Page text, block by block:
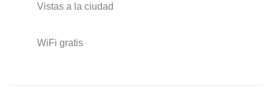
Vistas a la ciudad
WiFi gratis